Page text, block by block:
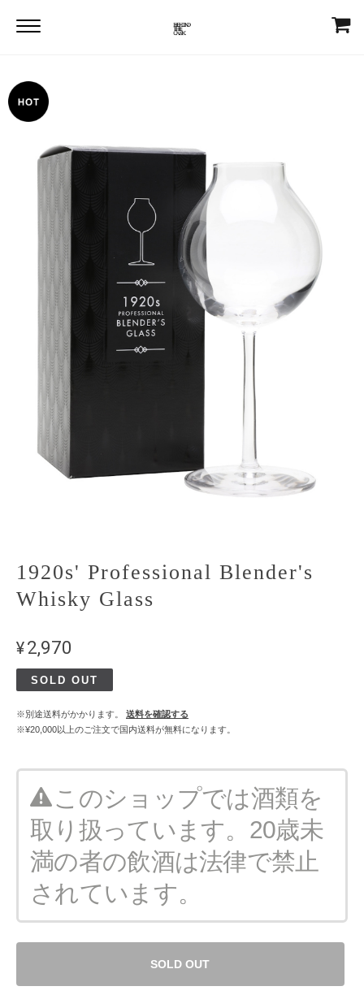
1920s' Professional Blender's
Whisky Glass
¥2,970
SOLD OUT
※別途送料がかかります。
送料を確認する
※¥20,000以上のご注文で国内送料が無料になります。
このショップでは酒類を
取り扱っています。20歳未
満の者の飲酒は法律で禁止
されています。
SOLD OUT